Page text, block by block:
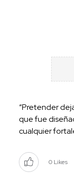
“Pretender
que fue
cualquier
0 Likes